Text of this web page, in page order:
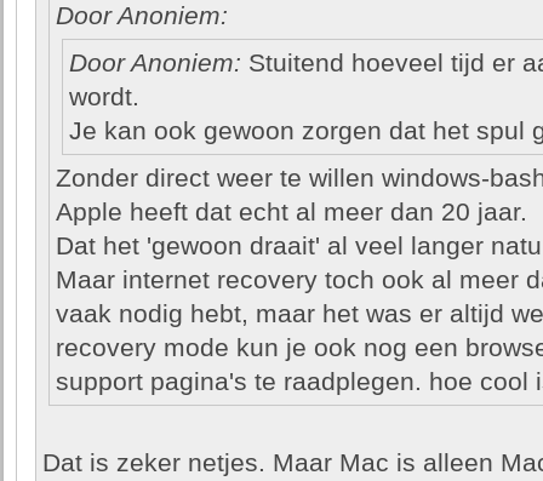
Door Anoniem:
Door Anoniem: Stuitend hoeveel tijd er
wordt.
Je kan ook gewoon zorgen dat het spul
Zonder direct weer te willen windows-
Apple heeft dat echt al meer dan 20 jaar.
Dat het 'gewoon draait' al veel langer
Maar internet recovery toch ook al meer
vaak nodig hebt, maar het was er altijd
recovery mode kun je ook nog een
support pagina's te raadplegen. hoe cool
Dat is zeker netjes. Maar Mac is alleen